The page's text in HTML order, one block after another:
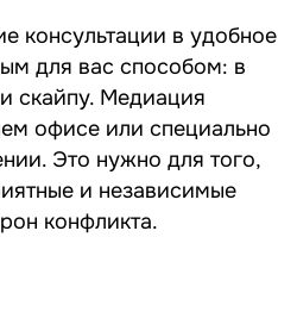
консультации в удобное
для вас способом: в
скайпу. Медиация
офисе или специально
Это нужно для того,
и независимые
конфликта.